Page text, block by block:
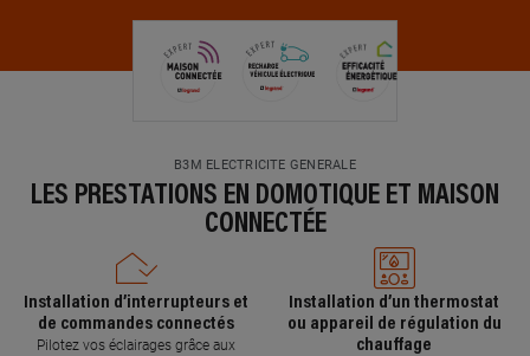
B3M ELECTRICITE GENERALE
LES PRESTATIONS EN DOMOTIQUE ET MAISON
CONNECTÉE
Installation d’interrupteurs et
de commandes connectés
Pilotez vos éclairages grâce aux
Installation d’un thermostat
ou appareil de régulation du
chauffage